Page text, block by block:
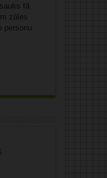
tā
zāles
personu